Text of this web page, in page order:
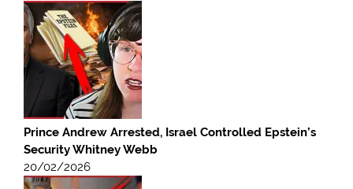
Prince Andrew Arrested, Israel Controlled Epstein’s
Security Whitney Webb
20/02/2026